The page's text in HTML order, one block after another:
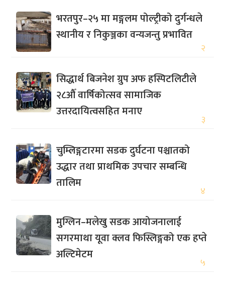
भरतपुर–२५ मा मङ्गलम पोल्ट्रीको दुर्गन्धले
स्थानीय र निकुञ्जका वन्यजन्तु प्रभावित
२
सिद्धार्थ बिजनेश ग्रुप अफ हस्पिटलिटीले
२८औँ वार्षिकोत्सव सामाजिक
उत्तरदायित्वसहित मनाए
३
चुम्लिङ्गटारमा सडक दुर्घटना पश्चातको
उद्धार तथा प्राथमिक उपचार सम्बन्धि
तालिम
४
मुग्लिन–मलेखु सडक आयोजनालाई
सगरमाथा यूवा क्लव फिस्लिङ्गको एक हप्ते
अल्टिमेटम
५